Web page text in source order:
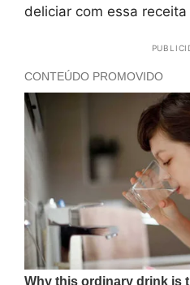
deliciar com essa receita